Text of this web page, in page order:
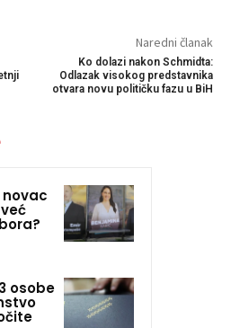
Naredni članak
Ko dolazi nakon Schmidta:
Odlazak visokog predstavnika
otvara novu političku fazu u BiH
osobe